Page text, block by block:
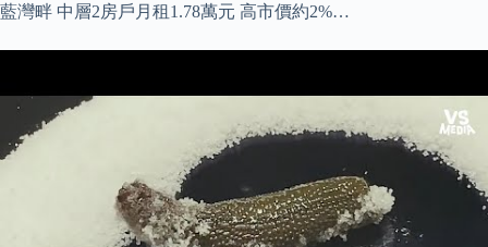
藍灣畔 中層2房戶月租1.78萬元 高市價約2%…